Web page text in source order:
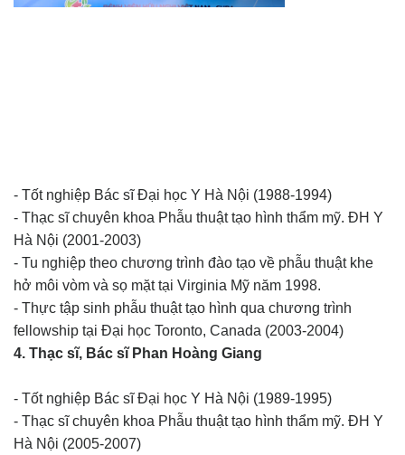
- Tốt nghiệp Bác sĩ Đại học Y Hà Nội (1988-1994)
- Thạc sĩ chuyên khoa Phẫu thuật tạo hình thẩm mỹ. ĐH Y
Hà Nội (2001-2003)
- Tu nghiệp theo chương trình đào tạo về phẫu thuật khe
hở môi vòm và sọ mặt tại Virginia Mỹ năm 1998.
- Thực tập sinh phẫu thuật tạo hình qua chương trình
fellowship tại Đại học Toronto, Canada (2003-2004)
4. Thạc sĩ, Bác sĩ Phan Hoàng Giang
- Tốt nghiệp Bác sĩ Đại học Y Hà Nội (1989-1995)
- Thạc sĩ chuyên khoa Phẫu thuật tạo hình thẩm mỹ. ĐH Y
Hà Nội (2005-2007)